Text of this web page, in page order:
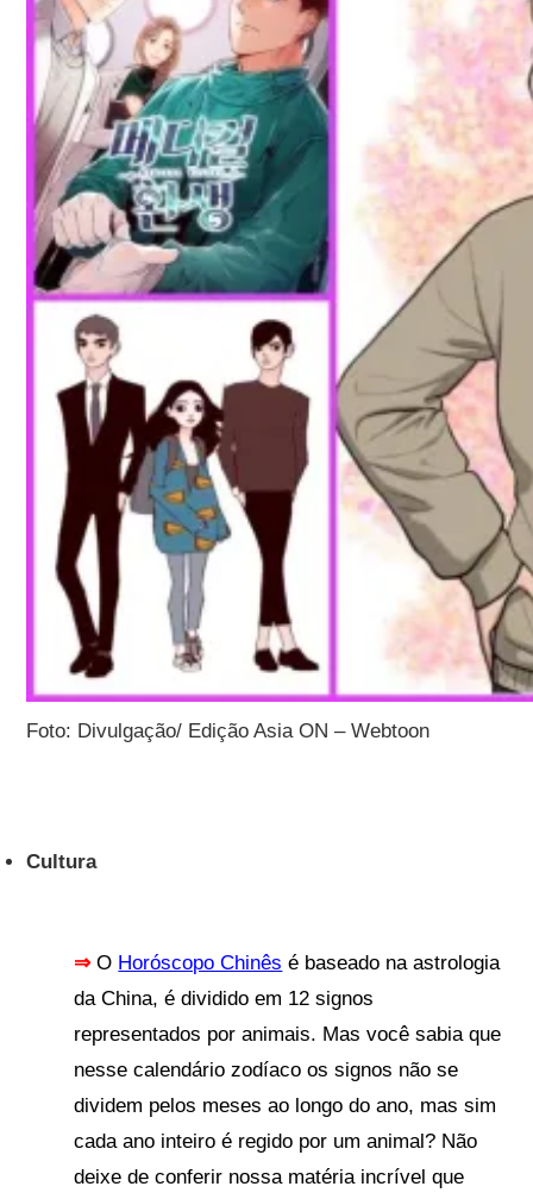
Foto: Divulgação/ Edição Asia ON – Webtoon
Cultura
⇒O Horóscopo Chinês é baseado na astrologia
da China, é dividido em 12 signos
representados por animais. Mas você sabia que
nesse calendário zodíaco os signos não se
dividem pelos meses ao longo do ano, mas sim
cada ano inteiro é regido por um animal? Não
deixe de conferir nossa matéria incrível que